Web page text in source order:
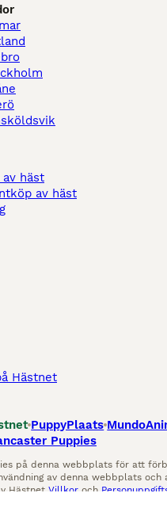
häst
av häst
Hästnet
PuppyPlaats
Puppies
på denna webbplats för att
av denna webbplats och
Hästnet Villkor och